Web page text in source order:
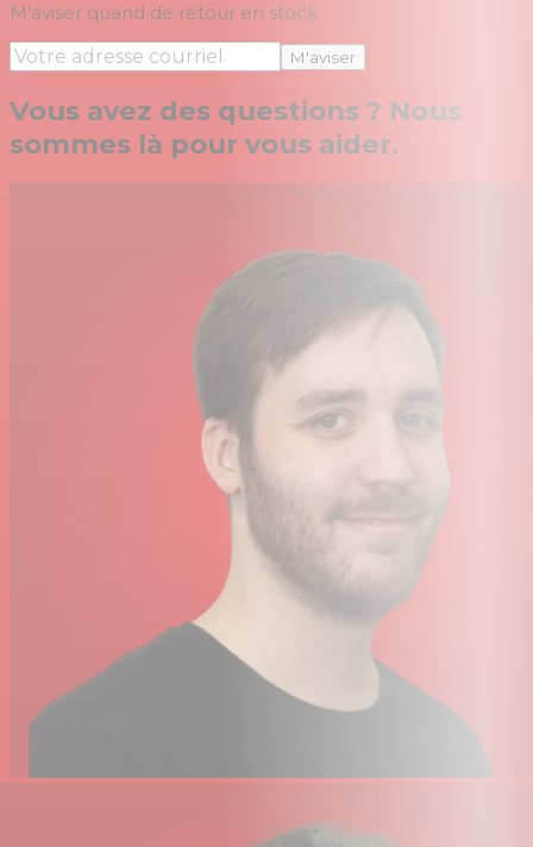
M'aviser quand de retour en stock
M'aviser
Vous avez des questions ? Nous
sommes là pour vous aider.